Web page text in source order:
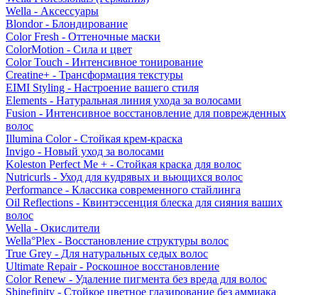
Wella - Аксессуары
Blondor - Блондирование
Color Fresh - Оттеночные маски
ColorMotion - Сила и цвет
Color Touch - Интенсивное тонирование
Creatine+ - Трансформация текстуры
EIMI Styling - Настроение вашего стиля
Elements - Натуральная линия ухода за волосами
Fusion - Интенсивное восстановление для поврежденных
волос
Illumina Color - Стойкая крем-краска
Invigo - Новый уход за волосами
Koleston Perfect Me + - Стойкая краска для волос
Nutricurls - Уход для кудрявых и вьющихся волос
Performance - Классика современного стайлинга
Oil Reflections - Квинтэссенция блеска для сияния ваших
волос
Wella - Окислители
Wella°Plex - Восстановление структуры волос
True Grey - Для натуральных седых волос
Ultimate Repair - Роскошное восстановление
Color Renew - Удаление пигмента без вреда для волос
Shinefinity - Стойкое цветное глазирование без аммиака